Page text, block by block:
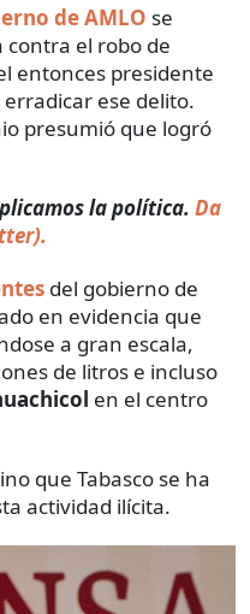
de AMLO se
el robo de
entonces presidente
ese delito.
presumió que logró
la política. Da
del gobierno de
en evidencia que
a gran escala,
de litros e incluso
en el centro
que Tabasco se ha
actividad ilícita.